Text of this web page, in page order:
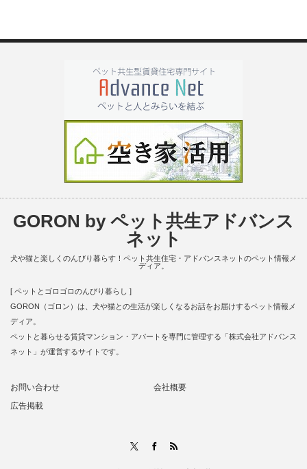
GORON by ペット共生アドバンス
ネット
犬や猫と楽しくのんびり暮らす！ペット共生住宅・アドバンスネットのペット情報メ
ディア。
[ ペットとゴロゴロのんびり暮らし ]
GORON（ゴロン）は、犬や猫との生活が楽しくなるお話をお届けするペット情報メ
ディア。
ペットと暮らせる賃貸マンション・アパートを専門に管理する「株式会社アドバンス
ネット」が運営するサイトです。
お問い合わせ
会社概要
広告掲載
Facebook